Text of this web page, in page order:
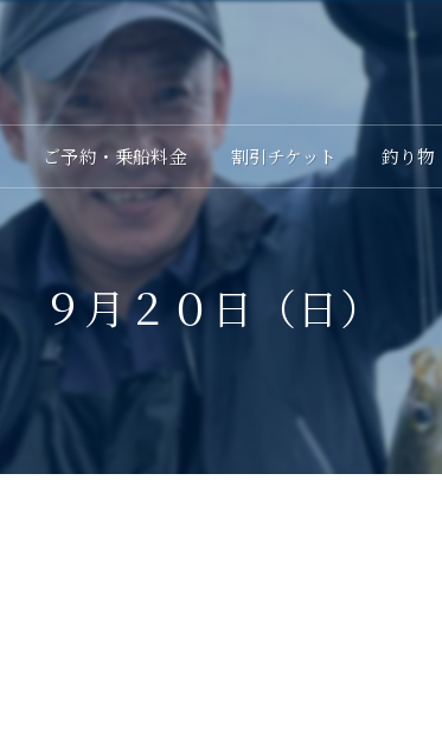
ご予約・乗船料金 割引チケット 釣り物
９月２０日（日）